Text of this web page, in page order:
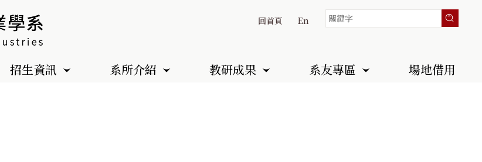
回首頁 En
招生資訊 系所介紹 教研成果 系友專區 場地借用